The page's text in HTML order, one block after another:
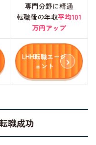
専門分野に精通
転職後の年収平均101
万円アップ
LHH転職エージ
ェント
職成功